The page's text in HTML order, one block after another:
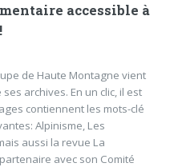
accessible à
de Haute Montagne vient
archives. En un clic, il est
contiennent les mots-clé
Alpinisme, Les
aussi la revue La
avec son Comité